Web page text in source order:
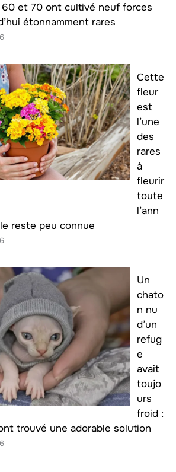
60 et 70 ont cultivé neuf forces
étonnamment rares
Cette
fleur
est
l’une
des
rares
à
fleurir
toute
l’ann
reste peu connue
Un
chato
n nu
d’un
refug
e
avait
toujo
urs
froid :
trouvé une adorable solution